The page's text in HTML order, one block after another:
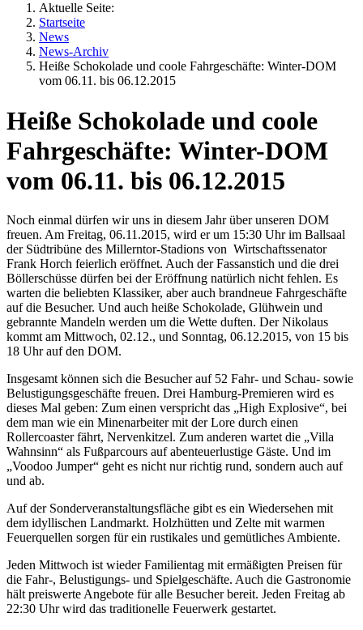
Aktuelle Seite:
Startseite
News
News-Archiv
Heiße Schokolade und coole Fahrgeschäfte: Winter-DOM
vom 06.11. bis 06.12.2015
Heiße Schokolade und coole
Fahrgeschäfte: Winter-DOM
vom 06.11. bis 06.12.2015
Noch einmal dürfen wir uns in diesem Jahr über unseren DOM
freuen. Am Freitag, 06.11.2015, wird er um 15:30 Uhr im Ballsaal
der Südtribüne des Millerntor-Stadions von Wirtschaftssenator
Frank Horch feierlich eröffnet. Auch der Fassanstich und die drei
Böllerschüsse dürfen bei der Eröffnung natürlich nicht fehlen. Es
warten die beliebten Klassiker, aber auch brandneue Fahrgeschäfte
auf die Besucher. Und auch heiße Schokolade, Glühwein und
gebrannte Mandeln werden um die Wette duften. Der Nikolaus
kommt am Mittwoch, 02.12., und Sonntag, 06.12.2015, von 15 bis
18 Uhr auf den DOM.
Insgesamt können sich die Besucher auf 52 Fahr- und Schau- sowie
Belustigungsgeschäfte freuen. Drei Hamburg-Premieren wird es
dieses Mal geben: Zum einen verspricht das „High Explosive“, bei
dem man wie ein Minenarbeiter mit der Lore durch einen
Rollercoaster fährt, Nervenkitzel. Zum anderen wartet die „Villa
Wahnsinn“ als Fußparcours auf abenteuerlustige Gäste. Und im
„Voodoo Jumper“ geht es nicht nur richtig rund, sondern auch auf
und ab.
Auf der Sonderveranstaltungsfläche gibt es ein Wiedersehen mit
dem idyllischen Landmarkt. Holzhütten und Zelte mit warmen
Feuerquellen sorgen für ein rustikales und gemütliches Ambiente.
Jeden Mittwoch ist wieder Familientag mit ermäßigten Preisen für
die Fahr-, Belustigungs- und Spielgeschäfte. Auch die Gastronomie
hält preiswerte Angebote für alle Besucher bereit. Jeden Freitag ab
22:30 Uhr wird das traditionelle Feuerwerk gestartet.